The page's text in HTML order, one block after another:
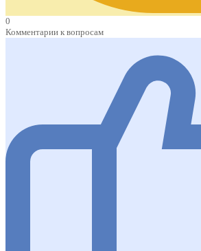
0
Комментарии к вопросам